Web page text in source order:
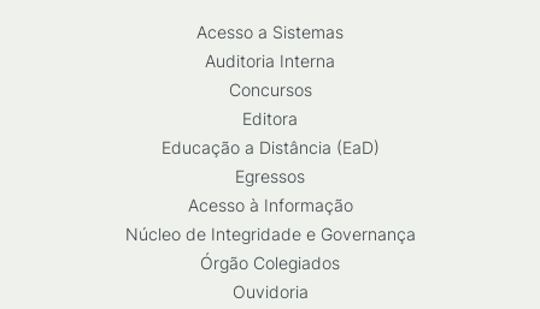
Acesso a Sistemas
Auditoria Interna
Concursos
Editora
Educação a Distância (EaD)
Egressos
Acesso à Informação
Núcleo de Integridade e Governança
Órgão Colegiados
Ouvidoria